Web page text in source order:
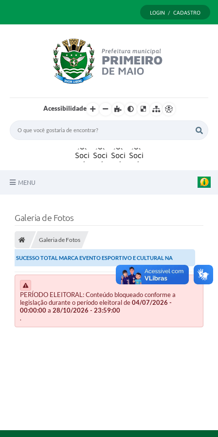
LOGIN / CADASTRO
Acessibilidade
MENU
O Município
A Prefeitura
Secretarias
SALA DO EMPREENDEDOR
Fale Conosco
Imprensa
Galeria de Fotos
Galeria de Fotos
SUCESSO TOTAL MARCA EVENTO ESPORTIVO E CULTURAL NA
PARANATUR EM PRIMEIRO DE...
PERÍODO ELEITORAL: Conteúdo bloqueado conforme a
legislação durante o período eleitoral de04/07/2026 -
00:00:00a 28/10/2026 - 23:59:00
.